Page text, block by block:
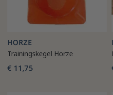
HORZE
Trainingskegel Horze
€ 11,75